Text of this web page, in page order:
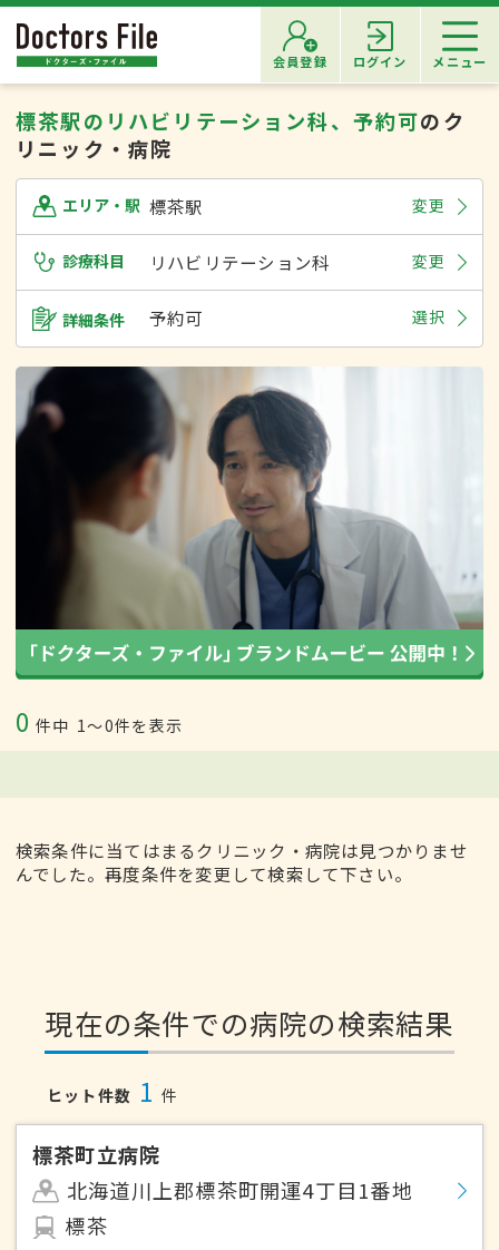
会員登録 ログイン メニュー
標茶駅のリハビリテーション科、予約可のク
リニック・病院
エリア・駅 標茶駅 変更
診療科目 リハビリテーション科 変更
詳細条件 予約可 選択
0 件中 1〜0件を表示
検索条件に当てはまるクリニック・病院は見つかりませ
んでした。再度条件を変更して検索して下さい。
現在の条件での病院の検索結果
ヒット件数 1 件
標茶町立病院
北海道川上郡標茶町開運4丁目1番地
標茶